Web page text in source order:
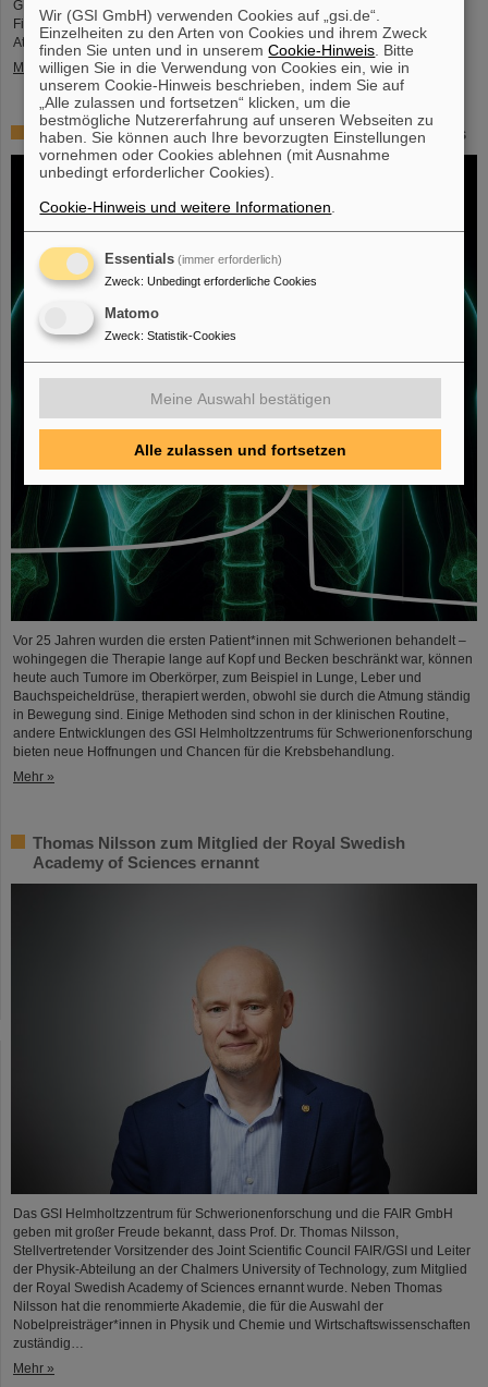
GENCO. Den Festvortrag hielt Professor em. Juha Äystö (Univ. Jyväskylä,
Finnland) zum Thema „Präzisionsexperimente mit gestoppten exotischen
Atomkernen“.
Mehr »
Mit Schwerionentherapie gegen Leber- und Lungenkrebs
Vor 25 Jahren wurden die ersten Patient*innen mit Schwerionen behandelt –
wohingegen die Therapie lange auf Kopf und Becken beschränkt war, können
heute auch Tumore im Oberkörper, zum Beispiel in Lunge, Leber und
Bauchspeicheldrüse, therapiert werden, obwohl sie durch die Atmung ständig
in Bewegung sind. Einige Methoden sind schon in der klinischen Routine,
andere Entwicklungen des GSI Helmholtzzentrums für Schwerionenforschung
bieten neue Hoffnungen und Chancen für die Krebsbehandlung.
Mehr »
Thomas Nilsson zum Mitglied der Royal Swedish
Academy of Sciences ernannt
Das GSI Helmholtzzentrum für Schwerionenforschung und die FAIR GmbH
geben mit großer Freude bekannt, dass Prof. Dr. Thomas Nilsson,
Stellvertretender Vorsitzender des Joint Scientific Council FAIR/GSI und Leiter
der Physik-Abteilung an der Chalmers University of Technology, zum Mitglied
der Royal Swedish Academy of Sciences ernannt wurde. Neben Thomas
Nilsson hat die renommierte Akademie, die für die Auswahl der
Nobelpreisträger*innen in Physik und Chemie und Wirtschaftswissenschaften
zuständig…
Mehr »
Wir (GSI GmbH) verwenden Cookies auf „gsi.de“.
Einzelheiten zu den Arten von Cookies und ihrem Zweck
finden Sie unten und in unseremCookie-Hinweis . Bitte
willigen Sie in die Verwendung von Cookies ein, wie in
unserem Cookie-Hinweis beschrieben, indem Sie auf
„Alle zulassen und fortsetzen“ klicken, um die
bestmögliche Nutzererfahrung auf unseren Webseiten zu
haben. Sie können auch Ihre bevorzugten Einstellungen
vornehmen oder Cookies ablehnen (mit Ausnahme
unbedingt erforderlicher Cookies).
Cookie-Hinweis und weitere Informationen
Essentials (immer erforderlich)
Zweck: Unbedingt erforderliche Cookies
Matomo
Zweck: Statistik-Cookies
Meine Auswahl bestätigen
Alle zulassen und fortsetzen